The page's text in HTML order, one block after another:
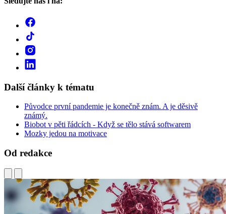
Další články k tématu
Původce první pandemie je konečně znám. A je děsivě
známý.
Biobot v pěti řádcích - Když se tělo stává softwarem
Mozky jedou na motivace
Od redakce